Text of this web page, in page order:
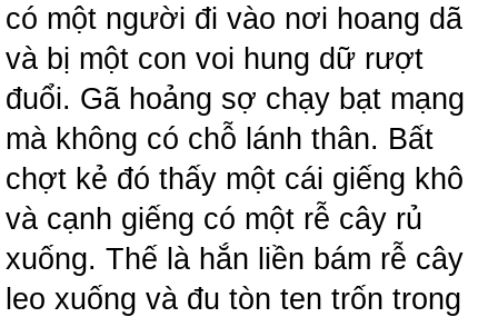
có một người đi vào nơi hoang dã
và bị một con voi hung dữ rượt
đuổi. Gã hoảng sợ chạy bạt mạng
mà không có chỗ lánh thân. Bất
chợt kẻ đó thấy một cái giếng khô
và cạnh giếng có một rễ cây rủ
xuống. Thế là hắn liền bám rễ cây
leo xuống và đu tòn ten trốn trong